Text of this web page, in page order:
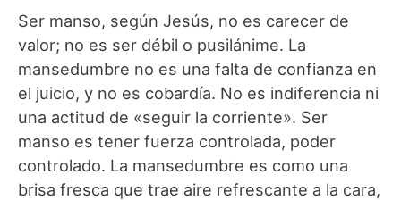
Ser manso, según Jesús, no es carecer de
valor; no es ser débil o pusilánime. La
mansedumbre no es una falta de confianza en
el juicio, y no es cobardía. No es indiferencia ni
una actitud de «seguir la corriente». Ser
manso es tener fuerza controlada, poder
controlado. La mansedumbre es como una
brisa fresca que trae aire refrescante a la cara,